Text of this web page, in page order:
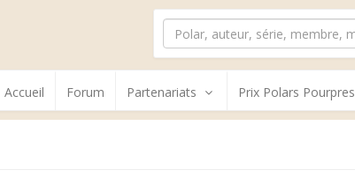
Accueil Forum Partenariats Prix Polars Pourpres